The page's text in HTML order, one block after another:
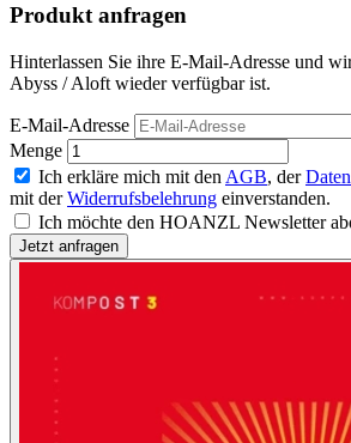
Produkt anfragen
Hinterlassen Sie ihre E-Mail-Adresse und
Abyss / Aloft wieder verfügbar ist.
E-Mail-Adresse
Menge
Ich erkläre mich mit den AGB, der
mit derWiderrufsbelehrung einverstanden.
Ich möchte den HOANZL Newsletter